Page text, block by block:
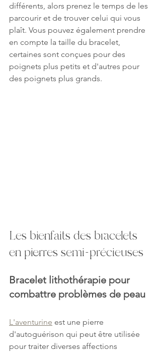
différents, alors prenez le temps de les
parcourir et de trouver celui qui vous
plaît. Vous pouvez également prendre
en compte la taille du bracelet,
certaines sont conçues pour des
poignets plus petits et d'autres pour
des poignets plus grands.
Les bienfaits des bracelets
en pierres semi-précieuses
Bracelet lithothérapie pour
combattre problèmes de peau
L'aventurine est une pierre
d'autoguérison qui peut être utilisée
pour traiter diverses affections